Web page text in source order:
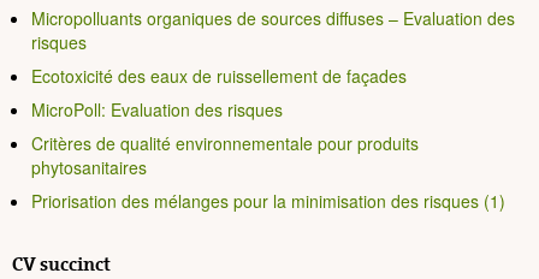
Micropolluants organiques de sources diffuses – Evaluation des
risques
Ecotoxicité des eaux de ruissellement de façades
MicroPoll: Evaluation des risques
Critères de qualité environnementale pour produits
phytosanitaires
Priorisation des mélanges pour la minimisation des risques (1)
CV succinct